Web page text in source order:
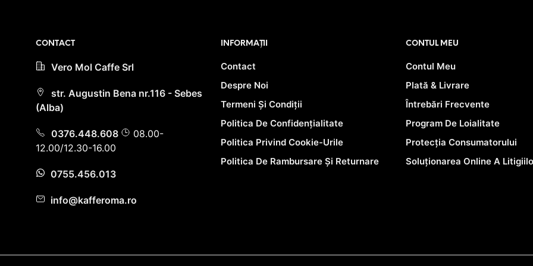
CONTACT
Vero Mol Caffe Srl
str. Augustin Bena nr.116 - Sebes
(Alba)
0376.448.608
08.00-
12.00/12.30-16.00
0755.456.013
info@kafferoma.ro
INFORMAȚII
Contact
Despre Noi
Termeni Și Condiții
Politica De Confidențialitate
Politica Privind Cookie-Urile
Politica De Rambursare Și Returnare
CONTUL MEU
Contul Meu
Plată & Livrare
Întrebări Frecvente
Program De Loialitate
Protecția Consumatorului
Soluționarea Online A